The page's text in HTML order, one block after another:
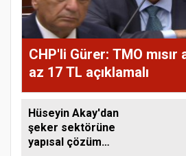
CHP'li Gürer: TMO mısır
az 17 TL açıklamalı
Hüseyin Akay'dan
şeker sektörüne
yapısal çözüm